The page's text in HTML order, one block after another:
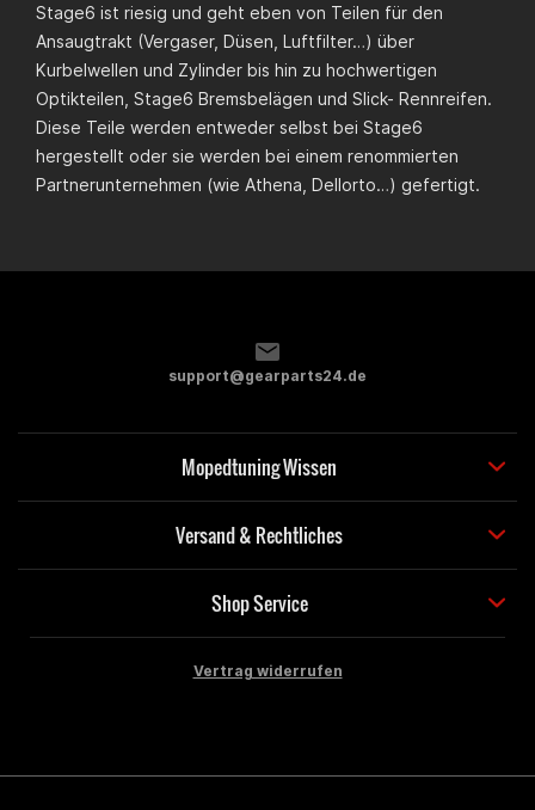
Stage6 ist riesig und geht eben von Teilen für den
Ansaugtrakt (Vergaser, Düsen, Luftfilter…) über
Kurbelwellen und Zylinder bis hin zu hochwertigen
Optikteilen, Stage6 Bremsbelägen und Slick- Rennreifen.
Diese Teile werden entweder selbst bei Stage6
hergestellt oder sie werden bei einem renommierten
Partnerunternehmen (wie Athena, Dellorto…) gefertigt.
support@gearparts24.de
Mopedtuning Wissen
Versand & Rechtliches
Shop Service
Vertrag widerrufen